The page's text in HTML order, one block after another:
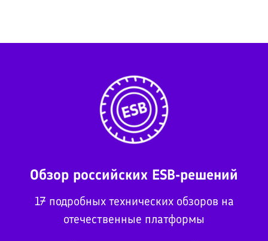
Обзор российских ESB-решений
17 подробных технических обзоров на
отечественные платформы